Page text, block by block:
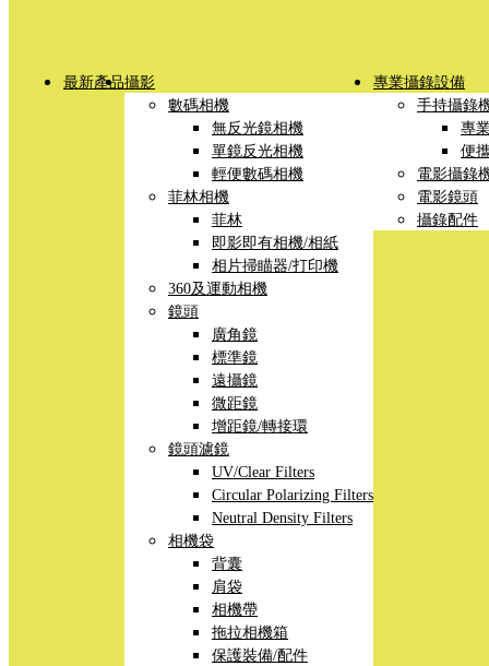
最新產品攝影
數碼相機
無反光鏡相機
單鏡反光相機
輕便數碼相機
菲林相機
菲林
即影即有相機/相紙
相片掃瞄器/打印機
360及運動相機
鏡頭
廣角鏡
標準鏡
遠攝鏡
微距鏡
增距鏡/轉接環
鏡頭濾鏡
UV/Clear Filters
Circular Polarizing Filters
Neutral Density Filters
相機袋
背囊
肩袋
相機帶
拖拉相機箱
保護裝備/配件
專業攝錄設備
手持攝錄
專
便
電影攝錄
電影鏡頭
攝錄配件